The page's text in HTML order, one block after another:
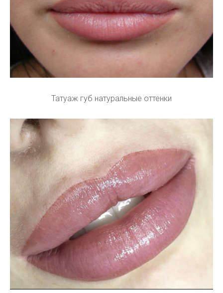
Татуаж губ натуральные оттенки